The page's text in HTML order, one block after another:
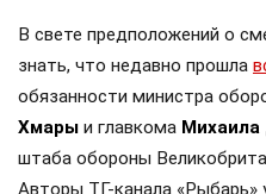
В свете предположений о
знать, что недавно прошла
обязанности министра
Хмары и главкома Михаила
штаба обороны
Авторы ТГ-канала «Рыбарь»